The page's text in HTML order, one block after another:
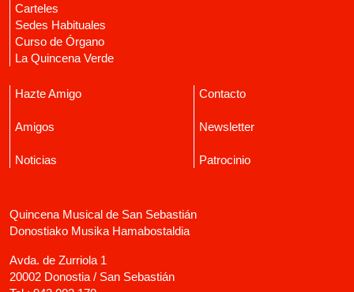
Carteles
Sedes Habituales
Curso de Órgano
La Quincena Verde
Hazte Amigo
Amigos
Noticias
Contacto
Newsletter
Patrocinio
Quincena Musical de San Sebastián
Donostiako Musika Hamabostaldia
Avda. de Zurriola 1
20002 Donostia / San Sebastián